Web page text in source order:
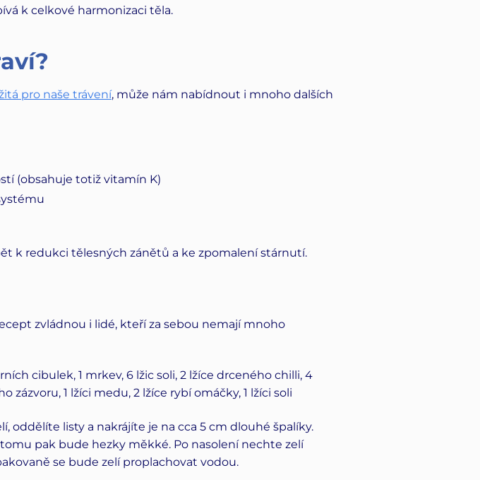
k celkové harmonizaci těla.
pro naše trávení, může nám nabídnout i mnoho dalších
(obsahuje totiž vitamín K)
k redukci tělesných zánětů a ke zpomalení stárnutí.
zvládnou i lidé, kteří za sebou nemají mnoho
cibulek, 1 mrkev, 6 lžic soli, 2 lžíce drceného chilli, 4
1 lžíci medu, 2 lžíce rybí omáčky, 1 lžíci soli
listy a nakrájíte je na cca 5 cm dlouhé špalíky.
pak bude hezky měkké. Po nasolení nechte zelí
se bude zelí proplachovat vodou.